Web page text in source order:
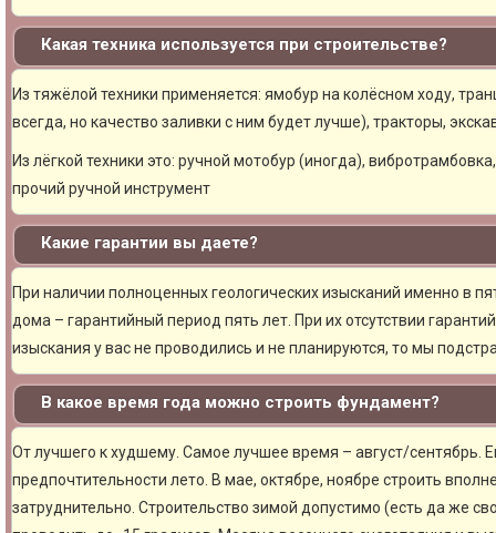
Какая техника используется при строительстве?
Из тяжёлой техники применяется: ямобур на колёсном ходу,
всегда, но качество заливки с ним будет лучше), тракторы,
Из лёгкой техники это: ручной мотобур (иногда),
прочий ручной инструмент
Какие гарантии вы даете?
При наличии полноценных геологических изысканий именно в
дома – гарантийный период пять лет. При их отсутствии
изыскания у вас не проводились и не планируются, то мы
В какое время года можно строить фундамент?
От лучшего к худшему. Самое лучшее время – август/сентябрь.
предпочтительности лето. В мае, октябре, ноябре строить
затруднительно. Строительство зимой допустимо (есть да же